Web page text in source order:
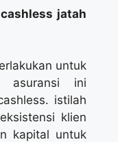
jatah
untuk
asuransi ini
istilah
klien
kapital untuk